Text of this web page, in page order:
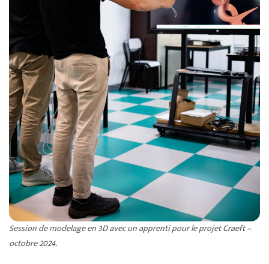
Session de modelage en 3D avec un apprenti pour le projet Craeft –
octobre 2024.